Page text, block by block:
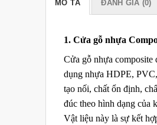
MÔ TẢ ĐÁNH GIÁ (0)
1. Cửa gỗ nhựa
Cửa gỗ nhựa
dụng nhựa HDPE,
tạo nối, chất ổn định,
đúc theo hình dạng của
Vật liệu này là sự kết